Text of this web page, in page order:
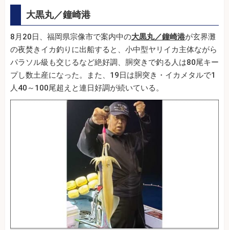
大黒丸／鐘崎港
8月20日、福岡県宗像市で案内中の大黒丸／鐘崎港が玄界灘
の夜焚きイカ釣りに出船すると、小中型ヤリイカ主体ながら
パラソル級も交じるなど絶好調、胴突きで釣る人は80尾キー
プし数土産になった。また、19日は胴突き・イカメタルで1
人40～100尾超えと連日好調が続いている。